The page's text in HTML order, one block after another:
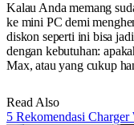
Kalau Anda memang
ke mini PC demi
diskon seperti ini bisa
dengan kebutuhan:
Max, atau yang cukup
Read Also
5 Rekomendasi